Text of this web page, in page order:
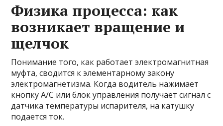
Физика процесса: как
возникает вращение и
щелчок
Понимание того, как работает электромагнитная
муфта, сводится к элементарному закону
электромагнетизма. Когда водитель нажимает
кнопку A/C или блок управления получает сигнал с
датчика температуры испарителя, на катушку
подается ток.